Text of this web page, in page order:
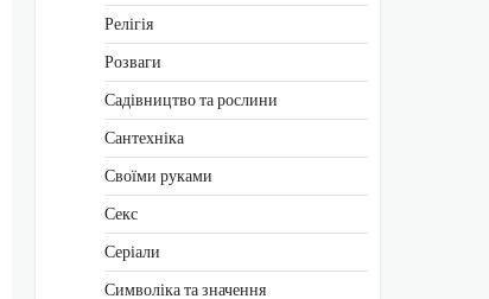
Релігія
Розваги
Садівництво та рослини
Сантехніка
Своїми руками
Секс
Серіали
Символіка та значення